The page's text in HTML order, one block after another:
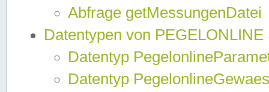
Abfrage getMessungenDatei
Datentypen von
Datentyp
Datentyp